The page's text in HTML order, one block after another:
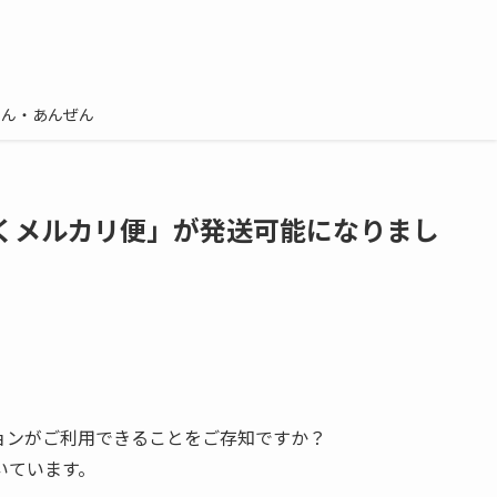
・あんぜん
ルカリ便」が発送可能になりまし
がご利用できることをご存知ですか？
います。